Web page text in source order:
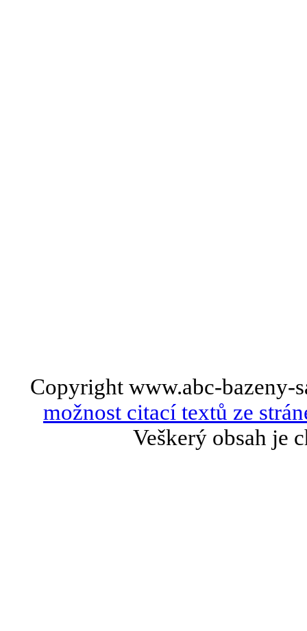
Copyright www.abc-bazeny-
možnost citací textů ze
Veškerý obsah je